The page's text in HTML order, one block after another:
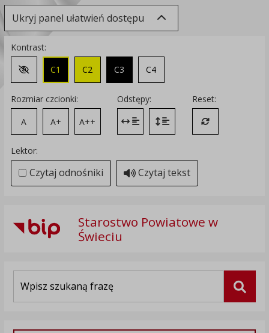
Ukryj panel ułatwień dostępu
Kontrast:
Zmień kontrast na domyślny
C1 C2 C3 C4
Rozmiar czcionki:
A
A+ A++
Odstępy:
Zmień odstęp między literami
Zmień interlinię i margines
Reset:
Przywróć
Lektor:
Czytaj odnośniki Czytaj tekst
Starostwo Powiatowe w
Świeciu